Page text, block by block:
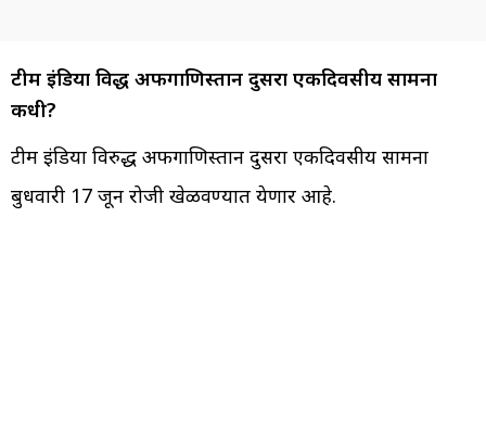
टीम इंडिया विरुद्ध अफगाणिस्तान दुसरा एकदिवसीय सामना
कधी?
टीम इंडिया विरुद्ध अफगाणिस्तान दुसरा एकदिवसीय सामना
बुधवारी 17 जून रोजी खेळवण्यात येणार आहे.